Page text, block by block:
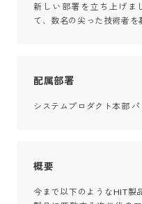
新しい部署を立ち上げま
て、数名の尖った技術者を
配属部署
システムプロダクト本部
概要
今まで以下のようなHIT製